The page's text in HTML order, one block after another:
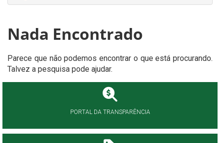
Nada Encontrado
Parece que não podemos encontrar o que está procurando.
Talvez a pesquisa pode ajudar.
PORTAL DA TRANSPARÊNCIA